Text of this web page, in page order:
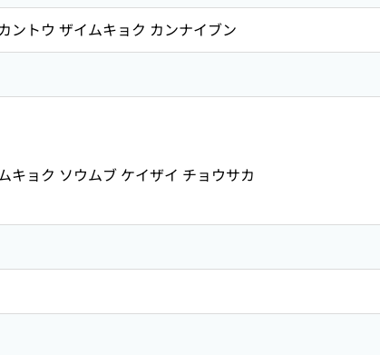
ントウ ザイムキョク カンナイブン
キョク ソウムブ ケイザイ チョウサカ